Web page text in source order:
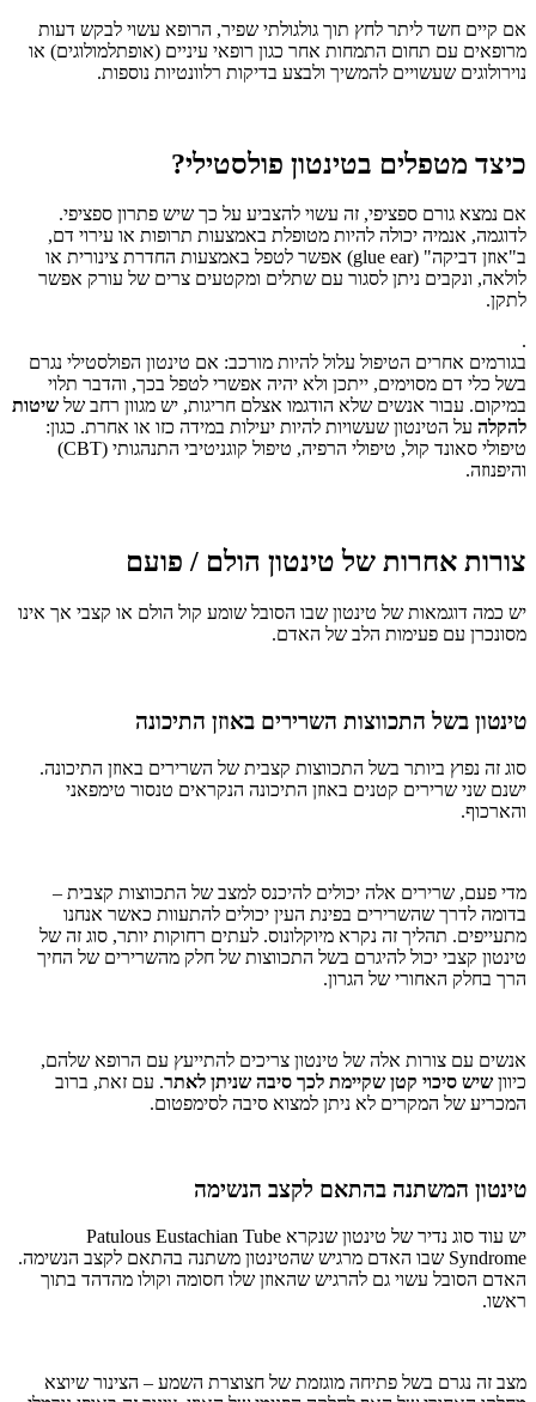
אם קיים חשד ליתר לחץ תוך גולגולתי שפיר, הרופא עשוי לבקש דעות
מרופאים עם תחום התמחות אחר כגון רופאי עיניים (אופתלמולוגים) או
נוירולוגים שעשויים להמשיך ולבצע בדיקות רלוונטיות נוספות.
כיצד מטפלים בטינטון פולסטילי?
אם נמצא גורם ספציפי, זה עשוי להצביע על כך שיש פתרון ספציפי.
לדוגמה, אנמיה יכולה להיות מטופלת באמצעות תרופות או עירוי דם,
ב"אוזן דביקה" (glue ear) אפשר לטפל באמצעות החדרת צינורית או
לולאה, ונקבים ניתן לסגור עם שתלים ומקטעים צרים של עורק אפשר
לתקן.
.
בגורמים אחרים הטיפול עלול להיות מורכב: אם טינטון הפולסטילי נגרם
בשל כלי דם מסוימים, ייתכן ולא יהיה אפשרי לטפל בכך, והדבר תלוי
במיקום. עבור אנשים שלא הודגמו אצלם חריגות, יש מגוון רחב של שיטות
להקלה על הטינטון שעשויות להיות יעילות במידה כזו או אחרת. כגון:
טיפולי סאונד קול, טיפולי הרפיה, טיפול קוגניטיבי התנהגותי (CBT)
והיפנוזה.
צורות אחרות של טינטון הולם / פועם
יש כמה דוגמאות של טינטון שבו הסובל שומע קול הולם או קצבי אך אינו
מסונכרן עם פעימות הלב של האדם.
טינטון בשל התכווצות השרירים באוזן התיכונה
סוג זה נפוץ ביותר בשל התכווצות קצבית של השרירים באוזן התיכונה.
ישנם שני שרירים קטנים באוזן התיכונה הנקראים טנסור טימפאני
והארכוף.
מדי פעם, שרירים אלה יכולים להיכנס למצב של התכווצות קצבית –
בדומה לדרך שהשרירים בפינת העין יכולים להתעוות כאשר אנחנו
מתעייפים. תהליך זה נקרא מיוקלונוס. לעתים רחוקות יותר, סוג זה של
טינטון קצבי יכול להיגרם בשל התכווצות של חלק מהשרירים של החיך
הרך בחלק האחורי של הגרון.
אנשים עם צורות אלה של טינטון צריכים להתייעץ עם הרופא שלהם,
כיוון שיש סיכוי קטן שקיימת לכך סיבה שניתן לאתר. עם זאת, ברוב
המכריע של המקרים לא ניתן למצוא סיבה לסימפטום.
טינטון המשתנה בהתאם לקצב הנשימה
יש עוד סוג נדיר של טינטון שנקרא Patulous Eustachian Tube
Syndrome שבו האדם מרגיש שהטינטון משתנה בהתאם לקצב הנשימה.
האדם הסובל עשוי גם להרגיש שהאוזן שלו חסומה וקולו מהדהד בתוך
ראשו.
מצב זה נגרם בשל פתיחה מוגזמת של חצוצרת השמע – הצינור שיוצא